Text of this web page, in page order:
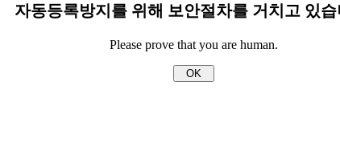
자동등록방지를 위해 보안절차를 거치고 있습
Please prove that you are human.